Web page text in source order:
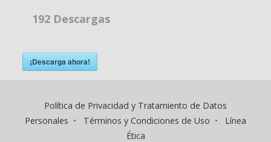
192Descargas
¡Descarga ahora!
Política de Privacidad y Tratamiento de Datos
Personales • Términos y Condiciones de Uso • Línea
Ética